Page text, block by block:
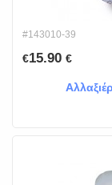
#143010-39
€15.90 €